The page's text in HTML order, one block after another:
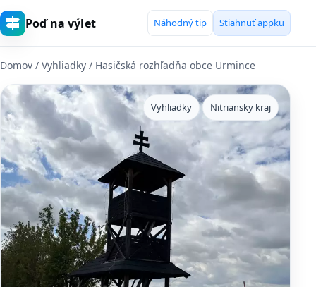
Poď na výlet Náhodný tip Stiahnuť appku
Domov / Vyhliadky / Hasičská rozhľadňa obce Urmince
Vyhliadky Nitriansky kraj